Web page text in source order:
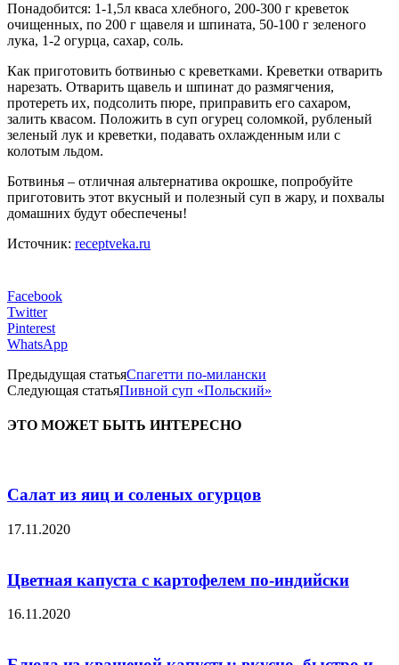
Понадобится: 1-1,5л кваса хлебного, 200-300 г креветок
очищенных, по 200 г щавеля и шпината, 50-100 г зеленого
лука, 1-2 огурца, сахар, соль.
Как приготовить ботвинью с креветками. Креветки отварить
нарезать. Отварить щавель и шпинат до размягчения,
протереть их, подсолить пюре, приправить его сахаром,
залить квасом. Положить в суп огурец соломкой, рубленый
зеленый лук и креветки, подавать охлажденным или с
колотым льдом.
Ботвинья – отличная альтернатива окрошке, попробуйте
приготовить этот вкусный и полезный суп в жару, и похвалы
домашних будут обеспечены!
Источник: receptveka.ru
Facebook
Twitter
Pinterest
WhatsApp
Предыдущая статьяСпагетти по-милански
Следующая статьяПивной суп «Польский»
ЭТО МОЖЕТ БЫТЬ ИНТЕРЕСНО
Салат из яиц и соленых огурцов
17.11.2020
Цветная капуста с картофелем по-индийски
16.11.2020